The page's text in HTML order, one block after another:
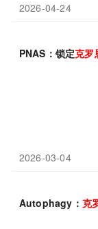
2026-04-24
PNAS：锁定克罗
2026-03-04
Autophagy： 克